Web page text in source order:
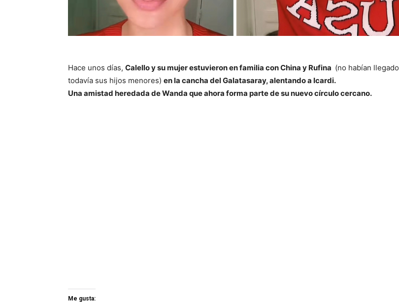
Hace unos días, Calello y su mujer estuvieron en familia con China y Rufina (no habían llegado
todavía sus hijos menores) en la cancha del Galatasaray, alentando a Icardi.
Una amistad heredada de Wanda que ahora forma parte de su nuevo círculo cercano.
Me gusta: